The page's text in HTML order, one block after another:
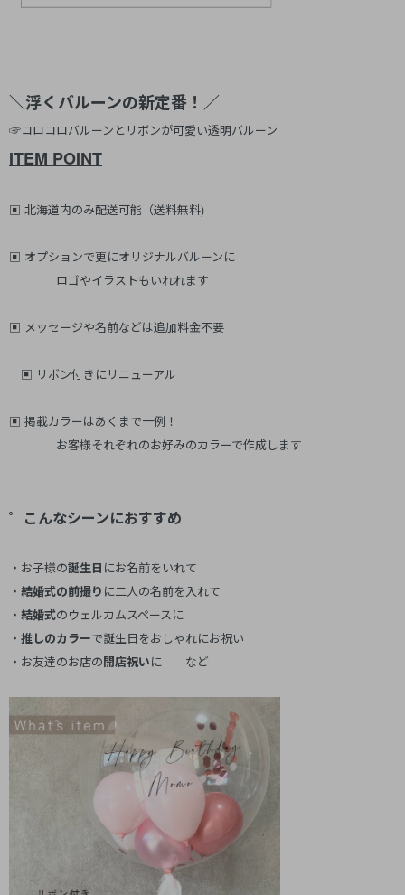
＼浮くバルーンの新定番！／
☞コロコロバルーンとリボンが可愛い透明バルーン
ITEM POINT
▣ 北海道内のみ配送可能（送料無料)
▣ オプションで更にオリジナルバルーンに
ロゴやイラストもいれれます
▣ メッセージや名前などは追加料金不要
▣ リボン付きにリニューアル
▣ 掲載カラーはあくまで一例！
お客様それぞれのお好みのカラーで作成します
゜こんなシーンにおすすめ
・お子様の誕生日 にお名前をいれて
・ 結婚式の前撮り に二人の名前を入れて
・ 結婚式のウェルカムスペースに
・ 推しのカラーで誕生日をおしゃれにお祝い
・お友達のお店の開店祝いに など